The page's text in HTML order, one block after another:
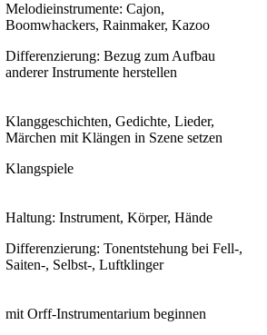
Melodieinstrumente: Cajon,
Boomwhackers, Rainmaker, Kazoo
Differenzierung: Bezug zum Aufbau
anderer Instrumente herstellen
Klanggeschichten, Gedichte, Lieder,
Märchen mit Klängen in Szene setzen
Klangspiele
Haltung: Instrument, Körper, Hände
Differenzierung: Tonentstehung bei Fell-,
Saiten-, Selbst-, Luftklinger
mit Orff-Instrumentarium beginnen